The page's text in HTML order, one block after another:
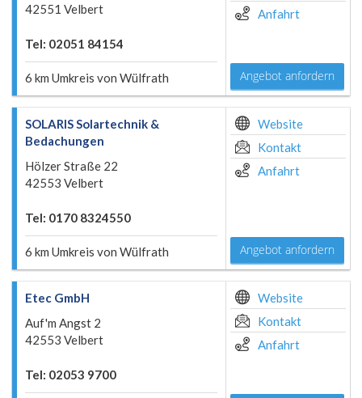
42551 Velbert
Tel: 02051 84154
6 km Umkreis von Wülfrath
Anfahrt
Angebot anfordern
SOLARIS Solartechnik &
Bedachungen
Hölzer Straße 22
42553 Velbert
Tel: 0170 8324550
6 km Umkreis von Wülfrath
Website
Kontakt
Anfahrt
Angebot anfordern
Etec GmbH
Auf'm Angst 2
42553 Velbert
Tel: 02053 9700
Website
Kontakt
Anfahrt